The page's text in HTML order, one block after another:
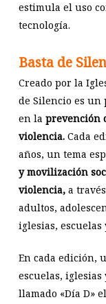
estimula el uso
tecnología.
Basta de
Creado por la
de Silencio es un
en la prevención
violencia.Cada
años, un tema
y movilización
violencia, a
adultos,
iglesias, escuelas
En cada edición,
escuelas,
llamado «Día D»